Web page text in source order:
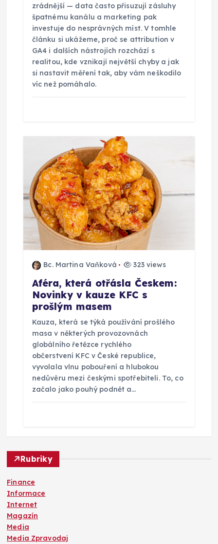
zrádnější — data často přisuzují zásluhy
špatnému kanálu a marketing pak
investuje do nesprávných míst. V tomhle
článku si ukážeme, proč se attribution v
GA4 i dalších nástrojích rozchází s
realitou, kde vznikají největší chyby a jak
si nastavit měření tak, aby vám neškodilo
víc než pomáhalo.
Bc. Martina Vaňková 323 views
Aféra, která otřásla Českem:
Novinky v kauze KFC s
prošlým masem
Kauza, která se týká používání prošlého
masa v některých provozovnách
globálního řetězce rychlého
občerstvení KFC v České republice,
vyvolala vlnu pobouření a hlubokou
nedůvěru mezi českými spotřebiteli. To, co
začalo jako pouhý podnět a…
Rubriky
Finance
Informace
Internet
Magazín
Media
Media Zpravodaj